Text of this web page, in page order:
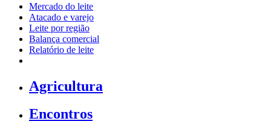
Mercado do leite
Atacado e varejo
Leite por região
Balança comercial
Relatório de leite
Agricultura
Encontros